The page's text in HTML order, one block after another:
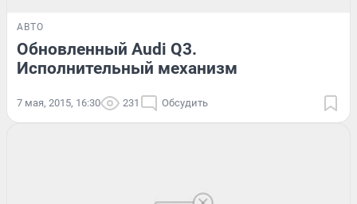
АВТО
Обновленный Audi Q3.
Исполнительный механизм
7 мая, 2015, 16:30 231 Обсудить